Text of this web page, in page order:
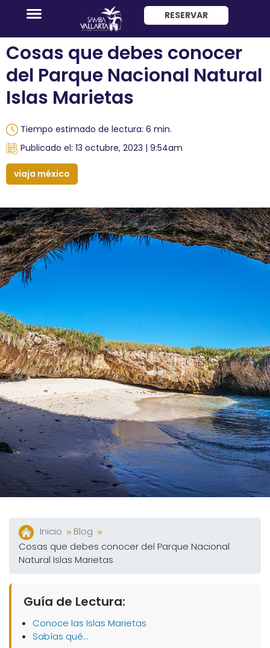
Habitaciones
Hotel
+
Avión
Restaurantes
Y
Actividades
Experiencias
Preguntas
Frecuentes
Contacto
Blog
ENG
RESERVAR
Cosas que debes conocer
del Parque Nacional Natural
Islas Marietas
Tiempo estimado de lectura: 6 min.
Publicado el: 13 octubre, 2023 | 9:54am
viaja méxico
Inicio
Blog
Cosas que debes conocer del Parque Nacional
Natural Islas Marietas
Guía de Lectura:
Conoce las Islas Marietas
Sabías qué…